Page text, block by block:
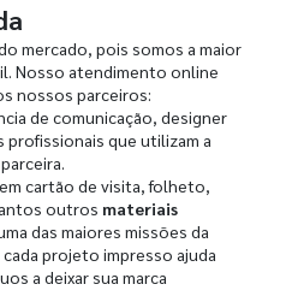
mercado, pois somos a maior
Nosso atendimento online
nossos parceiros:
de comunicação, designer
que utilizam a
cartão de visita, folheto,
outros materiais
das maiores missões da
projeto impresso ajuda
a deixar sua marca